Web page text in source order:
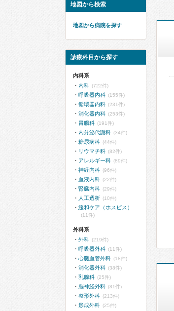
地図から検索
地図から病院を探す
診療科目から探す
内科系
内科 (722件)
呼吸器内科 (155件)
循環器内科 (231件)
消化器内科 (253件)
胃腸科 (191件)
内分泌代謝科 (34件)
糖尿病科 (44件)
リウマチ科 (82件)
アレルギー科 (89件)
神経内科 (96件)
血液内科 (22件)
腎臓内科 (29件)
人工透析 (10件)
緩和ケア（ホスピス）
(11件)
外科系
外科 (219件)
呼吸器外科 (11件)
心臓血管外科 (18件)
消化器外科 (38件)
乳腺科 (25件)
脳神経外科 (81件)
整形外科 (213件)
形成外科 (25件)